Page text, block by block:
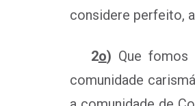
considere perfeito,
2o) Que
comunidade